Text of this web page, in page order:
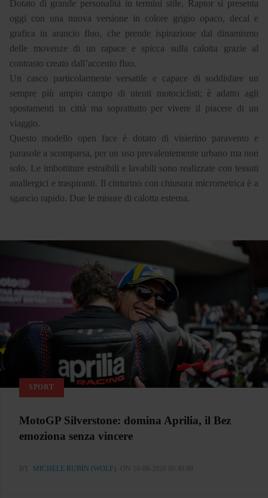
Dotato di grande personalità in termini stile, Raptor si presenta
oggi con una nuova versione in colore grigio opaco, decal e
grafica in arancio fluo, che prende ispirazione dal dinamismo
delle movenze di un rapace e spicca sulla calotta grazie al
contrasto creato dall’accento fluo.
Un casco particolarmente versatile e capace di soddisfare un
sempre più ampio campo di utenti motociclisti; è adatto agli
spostamenti in città ma soprattutto per vivere il piacere di un
viaggio.
Questo modello open face è dotato di visierino paravento e
parasole a scomparsa, per un uso prevalentemente urbano ma non
solo. Le imbottiture estraibili e lavabili sono realizzate con tessuti
anallergici e traspiranti. Il cinturino con chiusura micrometrica è a
sgancio rapido. Due le misure di calotta esterna.
SPORT
MotoGP Silverstone: domina Aprilia, il Bez
emoziona senza vincere
BY MICHELE RUBIN (WOLF) ON 10-08-2026 00:49:09